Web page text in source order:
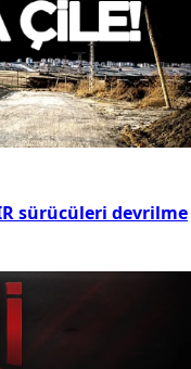
sürücüleri devrilme